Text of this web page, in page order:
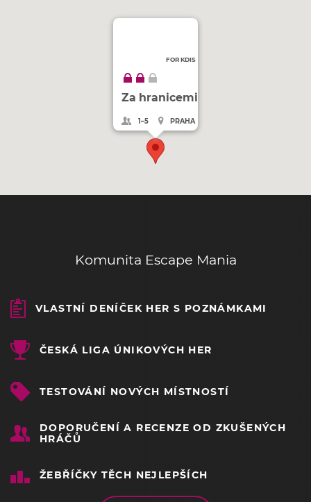
FOR KDIS
Za hranicemi
1–5 PRAHA
Komunita Escape Mania
VLASTNÍ DENÍČEK HER S POZNÁMKAMI
ČESKÁ LIGA ÚNIKOVÝCH HER
TESTOVÁNÍ NOVÝCH MÍSTNOSTÍ
DOPORUČENÍ A RECENZE OD ZKUŠENÝCH
HRÁČŮ
ŽEBŘÍČKY TĚCH NEJLEPŠÍCH